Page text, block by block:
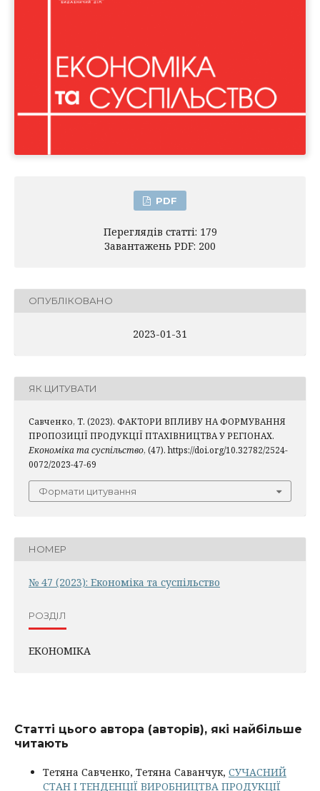
PDF
Переглядів статті: 179
Завантажень PDF: 200
ОПУБЛІКОВАНО
2023-01-31
ЯК ЦИТУВАТИ
Савченко, Т. (2023). ФАКТОРИ ВПЛИВУ НА ФОРМУВАННЯ
ПРОПОЗИЦІЇ ПРОДУКЦІЇ ПТАХІВНИЦТВА У РЕГІОНАХ.
Економіка та суспільство, (47). https://doi.org/10.32782/2524-
0072/2023-47-69
Формати цитування
НОМЕР
№ 47 (2023): Економіка та суспільство
РОЗДІЛ
ЕКОНОМІКА
Статті цього автора (авторів), які найбільше
читають
Тетяна Савченко, Тетяна Саванчук, СУЧАСНИЙ
СТАН І ТЕНДЕНЦІЇ ВИРОБНИЦТВА ПРОДУКЦІЇ